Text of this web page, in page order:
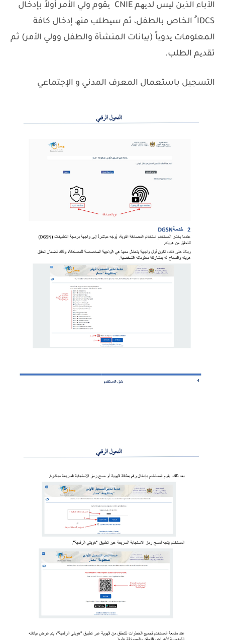
الآباء الذین لیس لدیھم CNIE
یقوم ولي الأمر أولاً بإدخال
IDCS ُ الخاص بالطفل، ثم سیطلب منھ إدخال كافة
المعلومات یدویاً (بیانات المنشأة والطفل وولي الأمر) ثم
تقدیم الطلب.
التسجيل باستعمال المعرف المدني و الإجتماعي